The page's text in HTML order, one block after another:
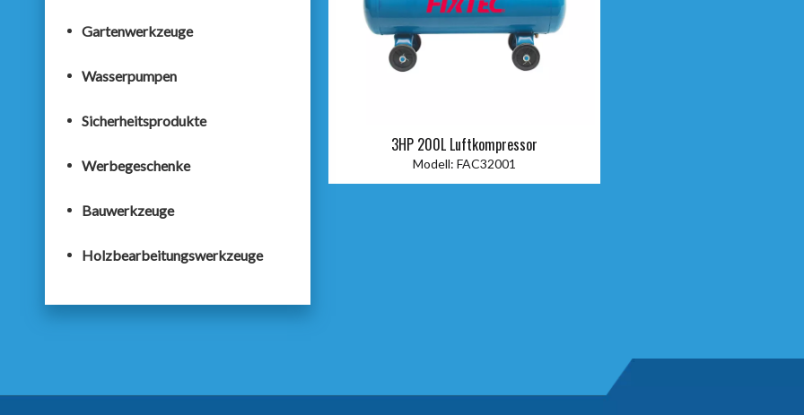
Gartenwerkzeuge
Wasserpumpen
Sicherheitsprodukte
Werbegeschenke
Bauwerkzeuge
Holzbearbeitungswerkzeuge
3HP 200L Luftkompressor
Modell: FAC32001